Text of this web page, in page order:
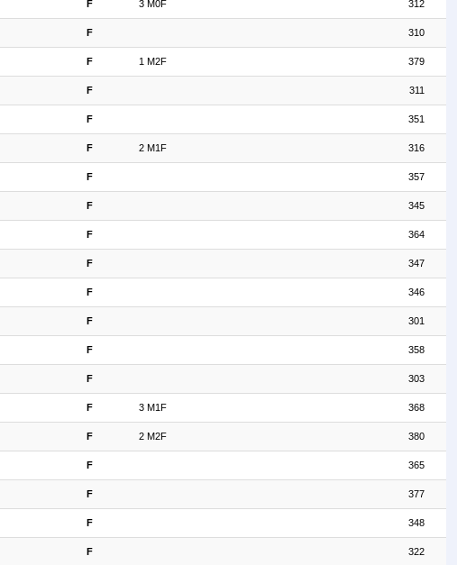
F 3 M0F 312
F 310
F 1 M2F 379
F 311
F 351
F 2 M1F 316
F 357
F 345
F 364
F 347
F 346
F 301
F 358
F 303
F 3 M1F 368
F 2 M2F 380
F 365
F 377
F 348
F 322